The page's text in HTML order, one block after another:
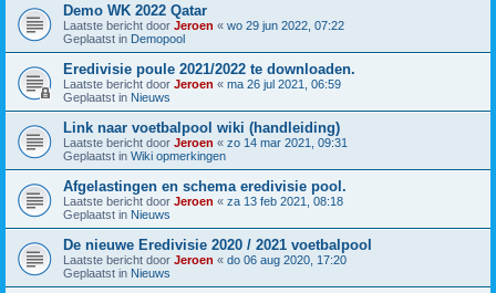
Demo WK 2022 Qatar
Laatste bericht door Jeroen « wo 29 jun 2022, 07:22
Geplaatst in Demopool
Eredivisie poule 2021/2022 te downloaden.
Laatste bericht door Jeroen « ma 26 jul 2021, 06:59
Geplaatst in Nieuws
Link naar voetbalpool wiki (handleiding)
Laatste bericht door Jeroen « zo 14 mar 2021, 09:31
Geplaatst in Wiki opmerkingen
Afgelastingen en schema eredivisie pool.
Laatste bericht door Jeroen « za 13 feb 2021, 08:18
Geplaatst in Nieuws
De nieuwe Eredivisie 2020 / 2021 voetbalpool
Laatste bericht door Jeroen « do 06 aug 2020, 17:20
Geplaatst in Nieuws